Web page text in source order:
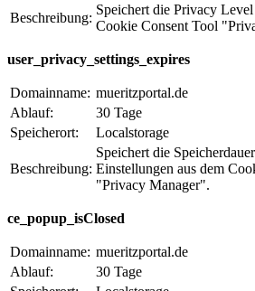
Beschreibung:
Speichert die Privacy
Cookie Consent Tool
user_privacy_settings_expires
Domainname: mueritzportal.de
Ablauf:
30 Tage
Speicherort:
Localstorage
Beschreibung:
Speichert die
Einstellungen aus dem
"Privacy Manager".
ce_popup_isClosed
Domainname: mueritzportal.de
Ablauf:
30 Tage